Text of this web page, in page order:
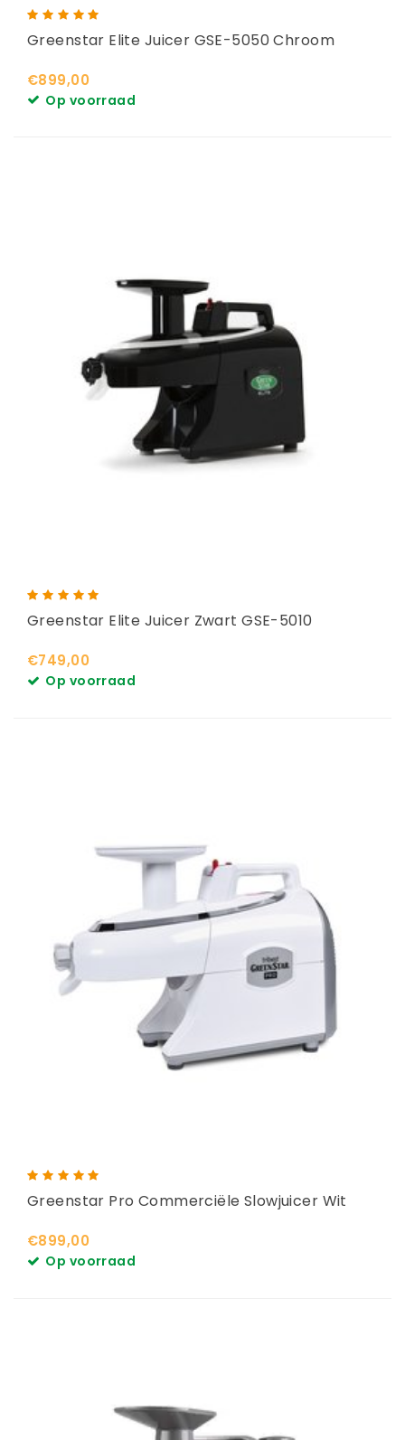
Greenstar Elite Juicer GSE-5050 Chroom
€899,00
Op voorraad
Greenstar Elite Juicer Zwart GSE-5010
€749,00
Op voorraad
Greenstar Pro Commerciële Slowjuicer Wit
€899,00
Op voorraad